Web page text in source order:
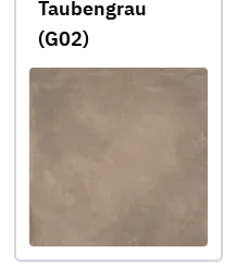
Taubengrau
(G02)